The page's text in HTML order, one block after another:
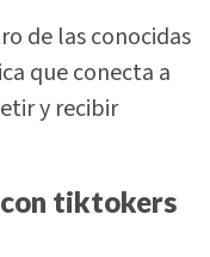
de las conocidas
que conecta a
y recibir
con tiktokers